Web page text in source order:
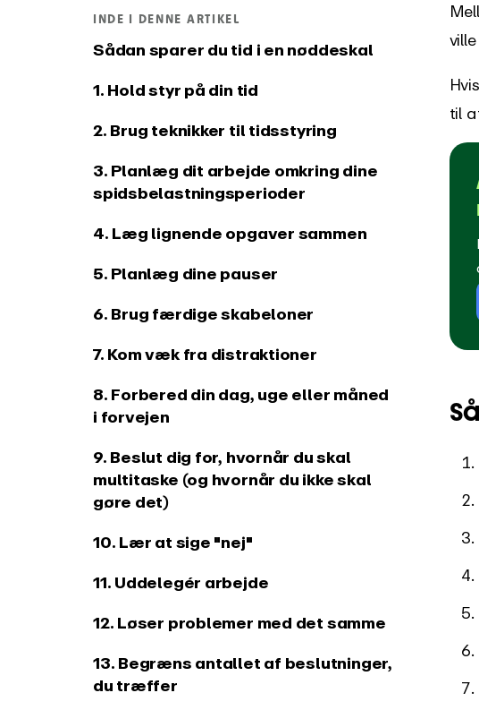
Forbind EARLY til dine
Se, hvad der er nyt i
INDE I DENNE ARTIKEL
Sådan sparer du tid i en nøddeskal
1. Hold styr på din tid
2. Brug teknikker til tidsstyring
3. Planlæg dit arbejde omkring dine
spidsbelastningsperioder
4. Læg lignende opgaver sammen
5. Planlæg dine pauser
6. Brug færdige skabeloner
7. Kom væk fra distraktioner
8. Forbered din dag, uge eller måned
i forvejen
9. Beslut dig for, hvornår du skal
multitaske (og hvornår du ikke skal
gøre det)
10. Lær at sige "nej"
11. Uddelegér arbejde
12. Løser problemer med det samme
13. Begræns antallet af beslutninger,
du træffer
til